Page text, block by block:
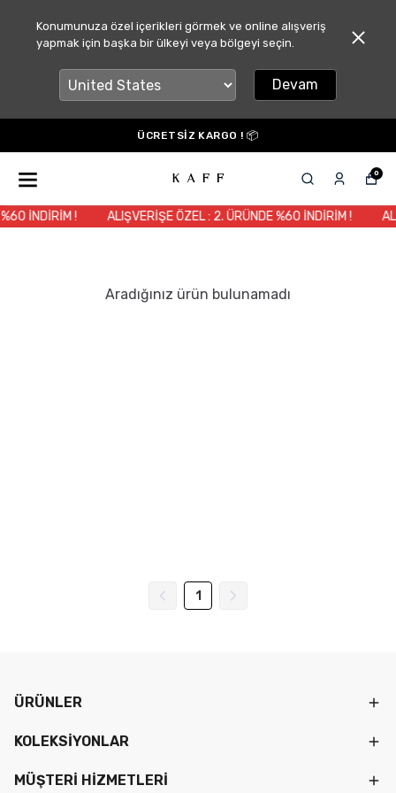
Konumunuza özel içerikleri görmek ve online alışveriş
yapmak için başka bir ülkeyi veya bölgeyi seçin.
Devam
ÜCRETSİZ KARGO ! 📦
0
İNDİRİM ! ALIŞVERİŞE ÖZEL : 2. ÜRÜNDE %60 İNDİRİM !
Aradığınız ürün bulunamadı
1
ÜRÜNLER
KOLEKSİYONLAR
MÜŞTERİ HİZMETLERİ